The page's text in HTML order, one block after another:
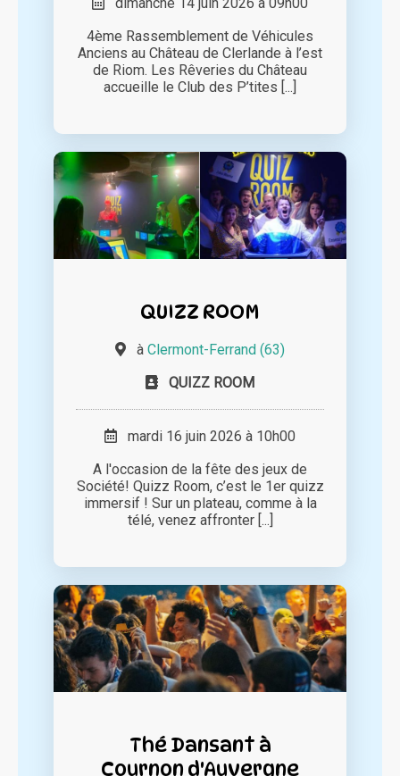
dimanche 14 juin 2026 à 09h00
4ème Rassemblement de Véhicules
Anciens au Château de Clerlande à l’est
de Riom. Les Rêveries du Château
accueille le Club des P’tites [...]
QUIZZ ROOM
à Clermont-Ferrand (63)
QUIZZ ROOM
mardi 16 juin 2026 à 10h00
A l'occasion de la fête des jeux de
Société! Quizz Room, c’est le 1er quizz
immersif ! Sur un plateau, comme à la
télé, venez affronter [...]
Thé Dansant à
Cournon d'Auvergne